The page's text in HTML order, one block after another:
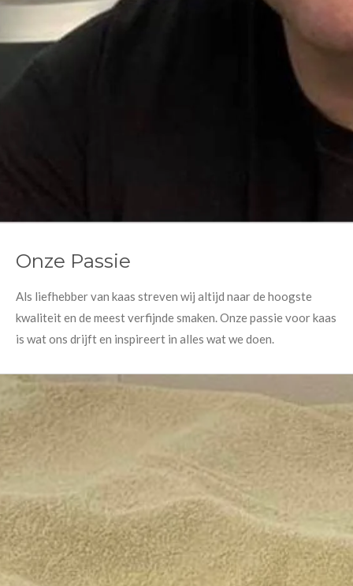
Onze Passie
Als liefhebber van kaas streven wij altijd naar de hoogste
kwaliteit en de meest verfijnde smaken. Onze passie voor kaas
is wat ons drijft en inspireert in alles wat we doen.